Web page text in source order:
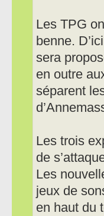
Les TPG
benne.
sera
en outre
séparent
Les trois
de
Les
jeux de
en haut du